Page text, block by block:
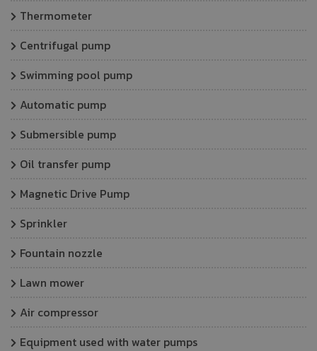
Thermometer
Centrifugal pump
Swimming pool pump
Automatic pump
Submersible pump
Oil transfer pump
Magnetic Drive Pump
Sprinkler
Fountain nozzle
Lawn mower
Air compressor
Equipment used with water pumps